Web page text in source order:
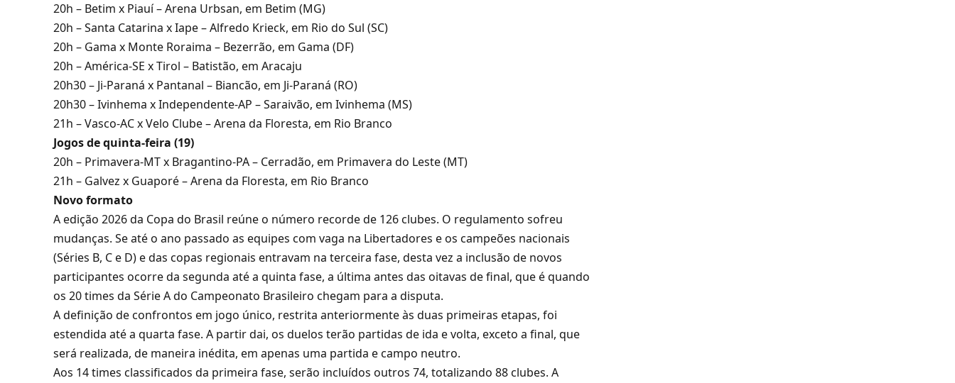
20h – Betim x Piauí – Arena Urbsan, em Betim (MG)
20h – Santa Catarina x Iape – Alfredo Krieck, em Rio do Sul (SC)
20h – Gama x Monte Roraima – Bezerrão, em Gama (DF)
20h – América-SE x Tirol – Batistão, em Aracaju
20h30 – Ji-Paraná x Pantanal – Biancão, em Ji-Paraná (RO)
20h30 – Ivinhema x Independente-AP – Saraivão, em Ivinhema (MS)
21h – Vasco-AC x Velo Clube – Arena da Floresta, em Rio Branco
Jogos de quinta-feira (19)
20h – Primavera-MT x Bragantino-PA – Cerradão, em Primavera do Leste (MT)
21h – Galvez x Guaporé – Arena da Floresta, em Rio Branco
Novo formato
A edição 2026 da Copa do Brasil reúne o número recorde de 126 clubes. O regulamento sofreu
mudanças. Se até o ano passado as equipes com vaga na Libertadores e os campeões nacionais
(Séries B, C e D) e das copas regionais entravam na terceira fase, desta vez a inclusão de novos
participantes ocorre da segunda até a quinta fase, a última antes das oitavas de final, que é quando
os 20 times da Série A do Campeonato Brasileiro chegam para a disputa.
A definição de confrontos em jogo único, restrita anteriormente às duas primeiras etapas, foi
estendida até a quarta fase. A partir dai, os duelos terão partidas de ida e volta, exceto a final, que
será realizada, de maneira inédita, em apenas uma partida e campo neutro.
Aos 14 times classificados da primeira fase, serão incluídos outros 74, totalizando 88 clubes. A